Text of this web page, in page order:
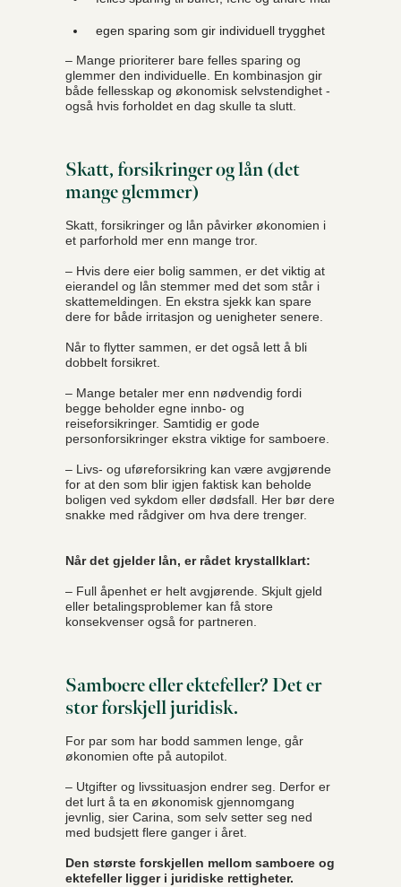
egen sparing som gir individuell trygghet
– Mange prioriterer bare felles sparing og
glemmer den individuelle. En kombinasjon gir
både fellesskap og økonomisk selvstendighet -
også hvis forholdet en dag skulle ta slutt.
Skatt, forsikringer og lån (det
mange glemmer)
Skatt, forsikringer og lån påvirker økonomien i
et parforhold mer enn mange tror.
– Hvis dere eier bolig sammen, er det viktig at
eierandel og lån stemmer med det som står i
skattemeldingen. En ekstra sjekk kan spare
dere for både irritasjon og uenigheter senere.
Når to flytter sammen, er det også lett å bli
dobbelt forsikret.
– Mange betaler mer enn nødvendig fordi
begge beholder egne innbo- og
reiseforsikringer. Samtidig er gode
personforsikringer ekstra viktige for samboere.
– Livs- og uføreforsikring kan være avgjørende
for at den som blir igjen faktisk kan beholde
boligen ved sykdom eller dødsfall. Her bør dere
snakke med rådgiver om hva dere trenger.
Når det gjelder lån, er rådet krystallklart:
– Full åpenhet er helt avgjørende. Skjult gjeld
eller betalingsproblemer kan få store
konsekvenser også for partneren.
Samboere eller ektefeller? Det er
stor forskjell juridisk.
For par som har bodd sammen lenge, går
økonomien ofte på autopilot.
– Utgifter og livssituasjon endrer seg. Derfor er
det lurt å ta en økonomisk gjennomgang
jevnlig, sier Carina, som selv setter seg ned
med budsjett flere ganger i året.
Den største forskjellen mellom samboere og
ektefeller ligger i juridiske rettigheter.